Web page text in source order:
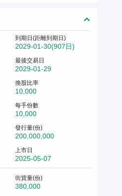
到期日(距離到期日)
2029-01-30(907日)
最後交易日
2029-01-29
換股比率
10,000
每手份數
10,000
發行量(份)
200,000,000
上市日
2025-05-07
街貨量(份)
380,000